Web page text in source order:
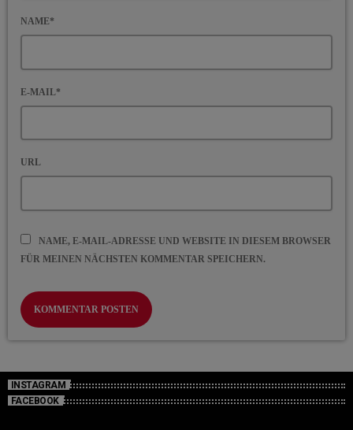
NAME*
E-MAIL*
URL
NAME, E-MAIL-ADRESSE UND WEBSITE IN DIESEM BROWSER
FÜR MEINEN NÄCHSTEN KOMMENTAR SPEICHERN.
INSTAGRAM
FACEBOOK